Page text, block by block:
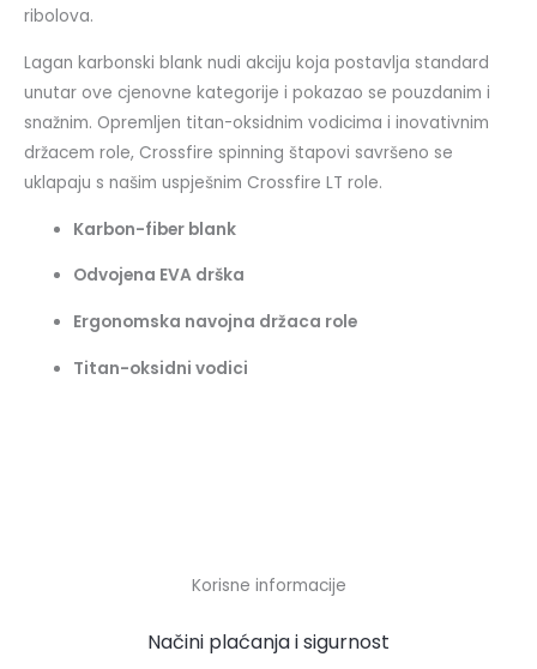
ribolova.
Lagan karbonski blank nudi akciju koja postavlja standard
unutar ove cjenovne kategorije i pokazao se pouzdanim i
snažnim. Opremljen titan-oksidnim vodicima i inovativnim
držacem role, Crossfire spinning štapovi savršeno se
uklapaju s našim uspješnim Crossfire LT role.
Karbon-fiber blank
Odvojena EVA drška
Ergonomska navojna držaca role
Titan-oksidni vodici
Korisne informacije
Načini plaćanja i sigurnost